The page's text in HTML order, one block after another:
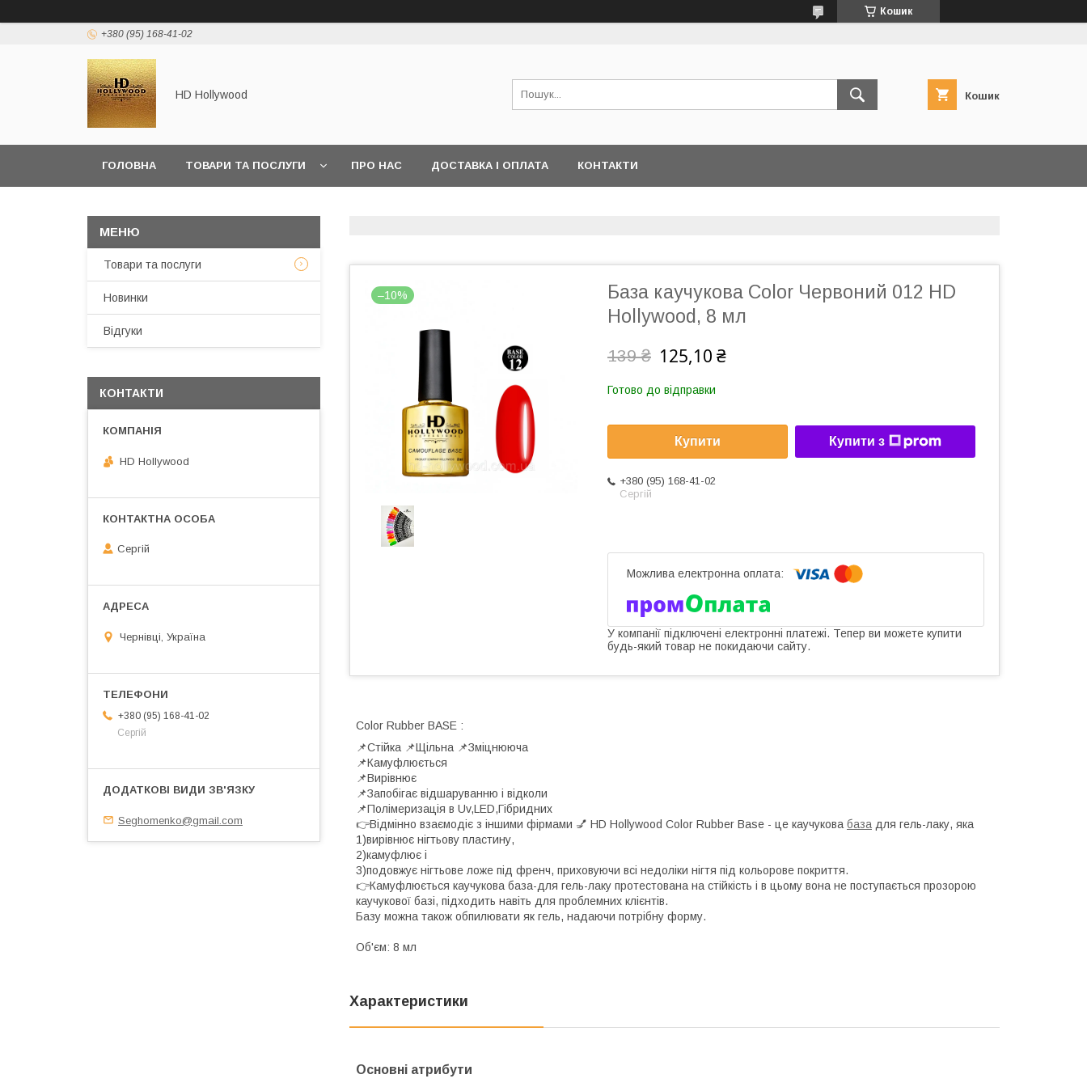
Кошик
+380 (95) 168-41-02
HD Hollywood Кошик
ГОЛОВНА ТОВАРИ ТА ПОСЛУГИ ПРО НАС ДОСТАВКА І ОПЛАТА КОНТАКТИ
–10%
База каучукова Color Червоний 012 HD
Hollywood, 8 мл
139 ₴ 125,10 ₴
Готово до відправки
Купити Купити з
+380 (95) 168-41-02
Сергій
У компанії підключені електронні платежі. Тепер ви можете купити
будь-який товар не покидаючи сайту.
Color Rubber BASE :
📌Стійка 📌Щільна 📌Зміцнююча
📌Камуфлюється
📌Вирівнює
📌Запобігає відшаруванню і відколи
📌Полімеризація в Uv,LED,Гібридних
👉Відмінно взаємодіє з іншими фірмами 💅 HD Hollywood Color Rubber Base - це каучукова база для гель-лаку, яка
1)вирівнює нігтьову пластину,
2)камуфлює і
3)подовжує нігтьове ложе під френч, приховуючи всі недоліки нігтя під кольорове покриття.
👉Камуфлюється каучукова база-для гель-лаку протестована на стійкість і в цьому вона не поступається прозорою
каучукової базі, підходить навіть для проблемних клієнтів.
Базу можна також обпилювати як гель, надаючи потрібну форму.
Об'єм: 8 мл
Характеристики
Основні атрибути
Товари та послуги
Новинки
Відгуки
КОНТАКТИ
HD Hollywood
Сергій
Чернівці, Україна
+380 (95) 168-41-02
Сергій
Seghomenko@gmail.com